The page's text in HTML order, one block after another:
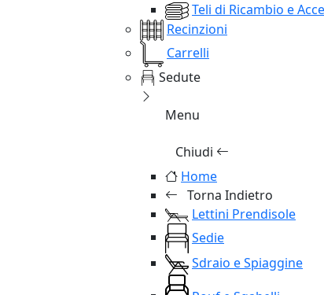
Teli di Ricambio e
Recinzioni
Carrelli
Sedute
Menu
Chiudi
Home
Torna Indietro
Lettini Prendisole
Sedie
Sdraio e Spiaggine